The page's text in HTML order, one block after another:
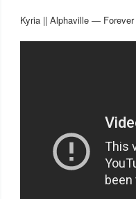
Kyria || Alphaville —